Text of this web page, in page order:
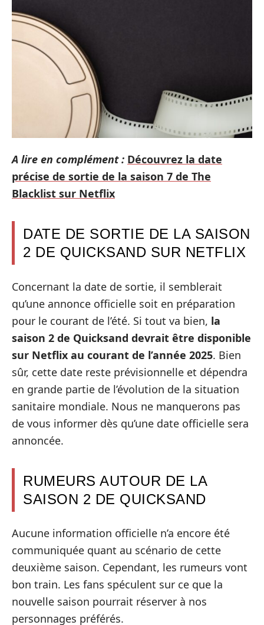
A lire en complément : Découvrez la date
précise de sortie de la saison 7 de The
Blacklist sur Netflix
DATE DE SORTIE DE LA SAISON
2 DE QUICKSAND SUR NETFLIX
Concernant la date de sortie, il semblerait
qu’une annonce officielle soit en préparation
pour le courant de l’été. Si tout va bien, la
saison 2 de Quicksand devrait être disponible
sur Netflix au courant de l’année 2025. Bien
sûr, cette date reste prévisionnelle et dépendra
en grande partie de l’évolution de la situation
sanitaire mondiale. Nous ne manquerons pas
de vous informer dès qu’une date officielle sera
annoncée.
RUMEURS AUTOUR DE LA
SAISON 2 DE QUICKSAND
Aucune information officielle n’a encore été
communiquée quant au scénario de cette
deuxième saison. Cependant, les rumeurs vont
bon train. Les fans spéculent sur ce que la
nouvelle saison pourrait réserver à nos
personnages préférés.